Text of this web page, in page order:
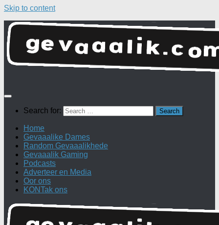
Skip to content
Search for:
Home
Gevaaalike Dames
Random Gevaaalikhede
Gevaaalik Gaming
Podcasts
Adverteer en Media
Oor ons
KONTak ons